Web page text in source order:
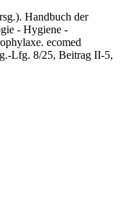
Handbuch der
- Hygiene -
ecomed
Lfg. 8/25, Beitrag II-5,